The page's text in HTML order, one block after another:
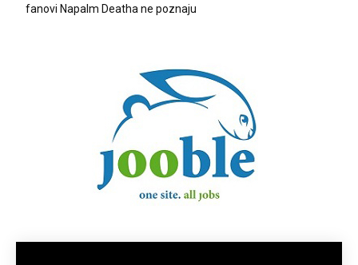
fanovi Napalm Deatha ne poznaju